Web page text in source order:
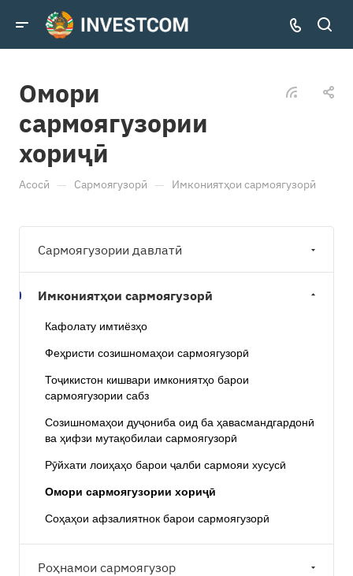
Омори
сармоягузории
хориҷӣ
Асосӣ — Сармоягузорӣ — Имкониятҳои сармоягузорӣ
Сармоягузории давлатӣ
Имкониятҳои сармоягузорӣ
Кафолату имтиёзҳо
Феҳристи созишномаҳои сармоягузорӣ
Тоҷикистон кишвари имкониятҳо барои
сармоягузории сабз
Cозишномаҳои дуҷониба оид ба ҳавасмандгардонӣ
ва ҳифзи мутақобилаи сармоягузорӣ
Рӯйхати лоиҳаҳо барои ҷалби сармояи хусусӣ
Омори сармоягузории хориҷӣ
Соҳаҳои афзалиятнок барои сармоягузорӣ
Роҳнамои сармоягузор